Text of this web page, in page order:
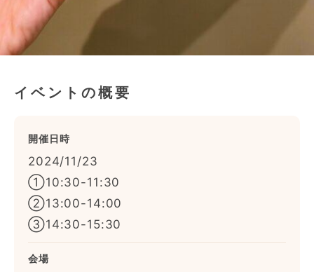
イベントの概要
開催日時
2024/11/23
①10:30-11:30
②13:00-14:00
③14:30-15:30
会場